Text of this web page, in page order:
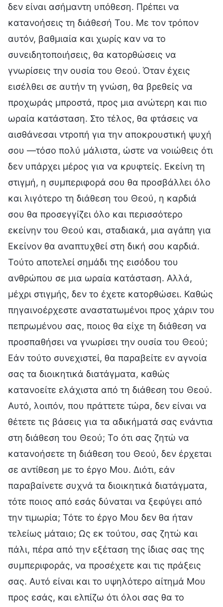
δεν είναι ασήμαντη υπόθεση. Πρέπει να
κατανοήσεις τη διάθεσή Του. Με τον τρόπον
αυτόν, βαθμιαία και χωρίς καν να το
συνειδητοποιήσεις, θα κατορθώσεις να
γνωρίσεις την ουσία του Θεού. Όταν έχεις
εισέλθει σε αυτήν τη γνώση, θα βρεθείς να
προχωράς μπροστά, προς μια ανώτερη και πιο
ωραία κατάσταση. Στο τέλος, θα φτάσεις να
αισθάνεσαι ντροπή για την αποκρουστική ψυχή
σου —τόσο πολύ μάλιστα, ώστε να νοιώθεις ότι
δεν υπάρχει μέρος για να κρυφτείς. Εκείνη τη
στιγμή, η συμπεριφορά σου θα προσβάλλει όλο
και λιγότερο τη διάθεση του Θεού, η καρδιά
σου θα προσεγγίζει όλο και περισσότερο
εκείνην του Θεού και, σταδιακά, μια αγάπη για
Εκείνον θα αναπτυχθεί στη δική σου καρδιά.
Τούτο αποτελεί σημάδι της εισόδου του
ανθρώπου σε μια ωραία κατάσταση. Αλλά,
μέχρι στιγμής, δεν το έχετε κατορθώσει. Καθώς
πηγαινοέρχεστε αναστατωμένοι προς χάριν του
πεπρωμένου σας, ποιος θα είχε τη διάθεση να
προσπαθήσει να γνωρίσει την ουσία του Θεού;
Εάν τούτο συνεχιστεί, θα παραβείτε εν αγνοία
σας τα διοικητικά διατάγματα, καθώς
κατανοείτε ελάχιστα από τη διάθεση του Θεού.
Αυτό, λοιπόν, που πράττετε τώρα, δεν είναι να
θέτετε τις βάσεις για τα αδικήματά σας ενάντια
στη διάθεση του Θεού; Το ότι σας ζητώ να
κατανοήσετε τη διάθεση του Θεού, δεν έρχεται
σε αντίθεση με το έργο Μου. Διότι, εάν
παραβαίνετε συχνά τα διοικητικά διατάγματα,
τότε ποιος από εσάς δύναται να ξεφύγει από
την τιμωρία; Τότε το έργο Μου δεν θα ήταν
τελείως μάταιο; Ως εκ τούτου, σας ζητώ και
πάλι, πέρα από την εξέταση της ίδιας σας της
συμπεριφοράς, να προσέχετε και τις πράξεις
σας. Αυτό είναι και το υψηλότερο αίτημά Μου
προς εσάς, και ελπίζω ότι όλοι σας θα το